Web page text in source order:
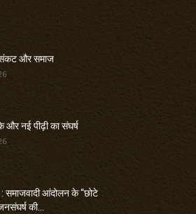
और समाज
और नई पीढ़ी का संघर्ष
समाजवादी आंदोलन के “छोटे
की...